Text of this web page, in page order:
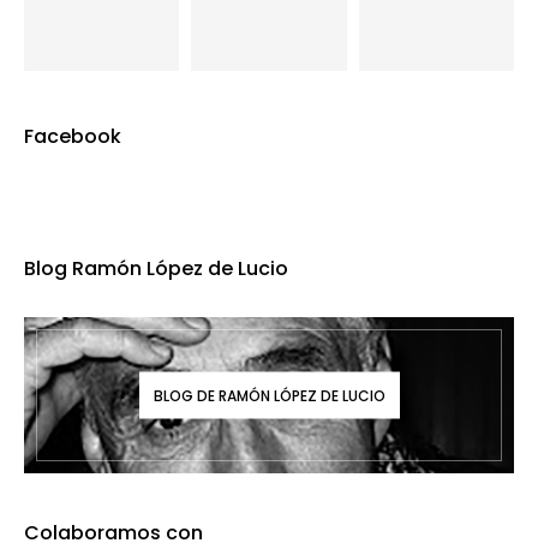
Facebook
Blog Ramón López de Lucio
BLOG DE RAMÓN LÓPEZ DE LUCIO
Colaboramos con